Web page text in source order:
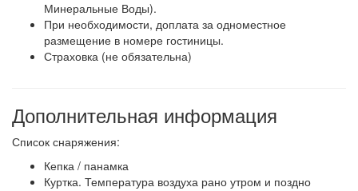
Минеральные Воды).
При необходимости, доплата за одноместное
размещение в номере гостиницы.
Страховка (не обязательна)
Дополнительная информация
Список снаряжения:
Кепка / панамка
Куртка. Температура воздуха рано утром и поздно